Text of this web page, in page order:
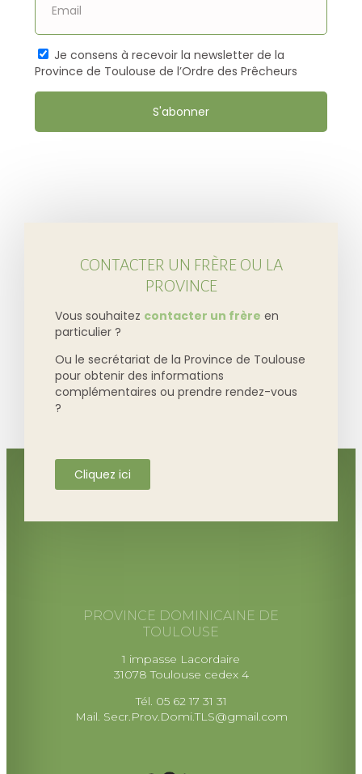
Je consens à recevoir la newsletter de la
Province de Toulouse de l’Ordre des Prêcheurs
S'abonner
CONTACTER UN FRÈRE OU LA
PROVINCE
Vous souhaitez contacter un frère en
particulier ?
Ou le secrétariat de la Province de Toulouse
pour obtenir des informations
complémentaires ou prendre rendez-vous
?
Cliquez ici
PROVINCE DOMINICAINE DE
TOULOUSE
1 impasse Lacordaire
31078 Toulouse cedex 4
Tél. 05 62 17 31 31
Mail. Secr.Prov.Domi.TLS@gmail.com